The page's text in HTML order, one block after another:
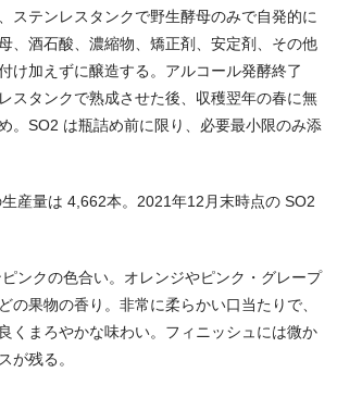
ステンレスタンクで野生酵母のみで自発的に
、酒石酸、濃縮物、矯正剤、安定剤、その他
け加えずに醸造する。アルコール発酵終了
スタンクで熟成させた後、収穫翌年の春に無
。SO2 は瓶詰め前に限り、必要最小限のみ添
産量は 4,662本。2021年12月末時点の SO2
ンクの色合い。オレンジやピンク・グレープ
の果物の香り。非常に柔らかい口当たりで、
くまろやかな味わい。フィニッシュには微か
が残る。